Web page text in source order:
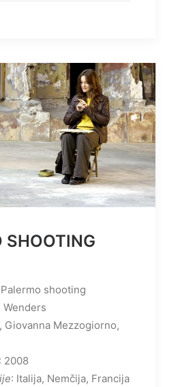
SHOOTING
shooting
Wenders
Giovanna Mezzogiorno,
: 2008
: Italija, Nemčija, Francija